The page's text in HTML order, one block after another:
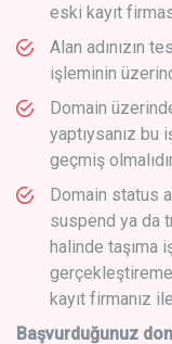
eski kayıt
Alan adınızın
işleminin
Domain
yaptıysanız bu
geçmiş
Domain status
suspend ya da
halinde taşıma
kayıt firmanız
Başvurduğunuz